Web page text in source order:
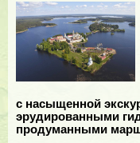
с насыщенной
эрудированными
продуманными